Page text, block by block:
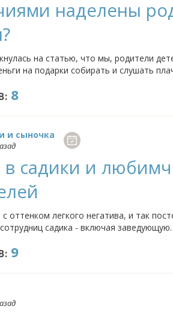
наделены
на статью, что мы, родители
на подарки собирать и слушать
ли положили ребенку еды,
8
и сыночка
в садики и
оттенком легкого негатива, и так
садика - включая
корзинками и так далее). У других...
9